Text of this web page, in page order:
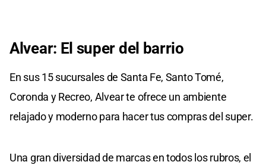
Alvear: El super del barrio
En sus 15 sucursales de Santa Fe, Santo Tomé,
Coronda y Recreo, Alvear te ofrece un ambiente
relajado y moderno para hacer tus compras del super.
Una gran diversidad de marcas en todos los rubros, el